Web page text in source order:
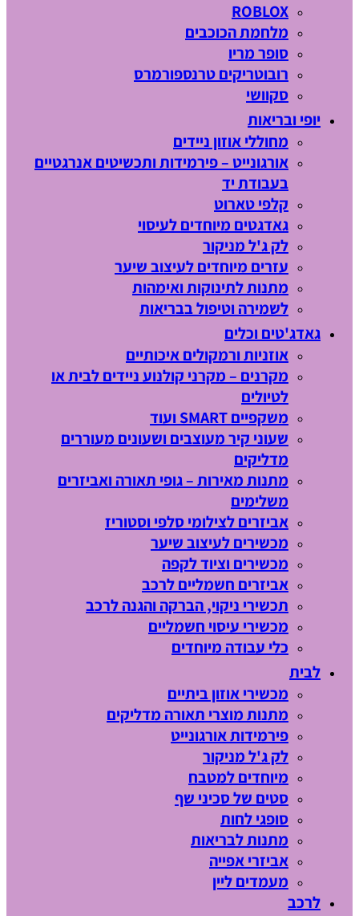
ROBLOX
מלחמת הכוכבים
סופר מריו
רובוטריקים טרנספורמרס
סקוושי
יופי ובריאות
מחוללי אוזון ניידים
אורגונייט – פירמידות ותכשיטים אנרגטיים
בעבודת יד
קלפי טארוט
גאדגטים מיוחדים לעיסוי
לק ג'ל מניקור
עזרים מיוחדים לעיצוב שיער
מתנות לתינוקות ואימהות
לשמירה וטיפול בבריאות
גאדג'טים וכלים
אוזניות ורמקולים איכותיים
מקרנים – מקרני קולנוע ניידים לבית או
לטיולים
משקפיים SMART ועוד
שעוני קיר מעוצבים ושעונים מעוררים
מדליקים
מתנות מאירות – גופי תאורה ואביזרים
משלימים
אביזרים לצילומי סלפי וסטוריז
מכשירים לעיצוב שיער
מכשירים וציוד לקפה
אביזרים חשמליים לרכב
תכשירי ניקוי, הברקה והגנה לרכב
מכשירי עיסוי חשמליים
כלי עבודה מיוחדים
לבית
מכשירי אוזון ביתיים
מתנות מוצרי תאורה מדליקים
פירמידות אורגונייט
לק ג'ל מניקור
מיוחדים למטבח
סטים של סכיני שף
סופגי לחות
מתנות לבריאות
אביזרי אפייה
מעמדים ליין
לרכב